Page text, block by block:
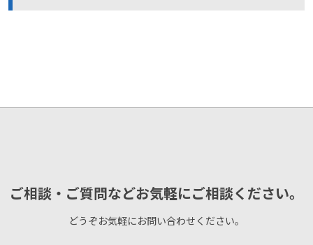
ご相談・ご質問などお気軽にご相談ください。
どうぞお気軽にお問い合わせください。